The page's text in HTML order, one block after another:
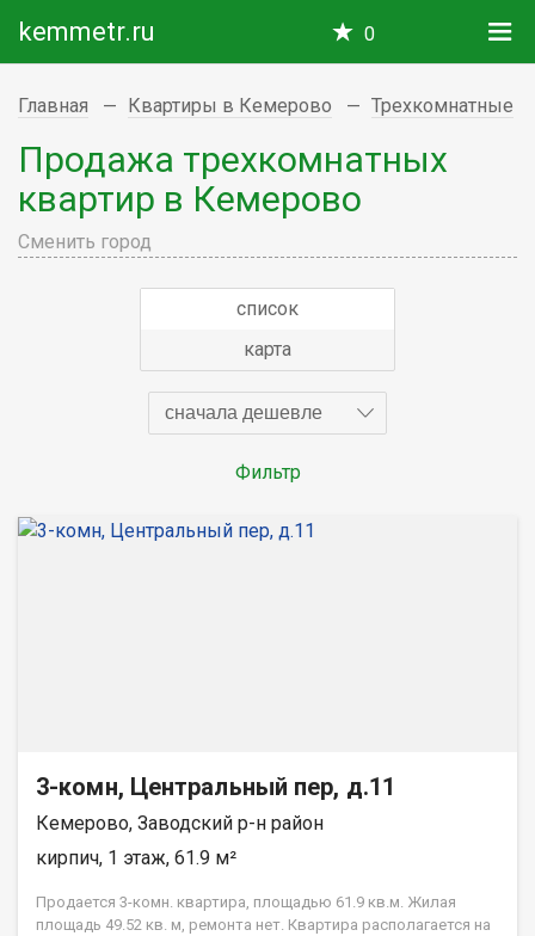
kemmetr.ru 0
Главная Квартиры в Кемерово Трехкомнатные
Продажа трехкомнатных
квартир в Кемерово
Сменить город
список
карта
сначала дешевле
Фильтр
3-комн, Центральный пер, д.11
Кемерово, Заводский р-н район
кирпич, 1 этаж, 61.9 м²
Продается 3-комн. квартира, площадью 61.9 кв.м. Жилая
площадь 49.52 кв. м, ремонта нет. Квартира располагается на